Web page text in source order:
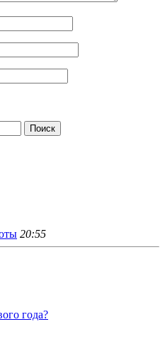
Больше
криптовалют
20:55
года?